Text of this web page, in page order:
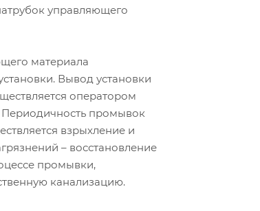
управляющего
материала
Вывод установки
оператором
промывок
взрыхление и
– восстановление
промывки,
канализацию.